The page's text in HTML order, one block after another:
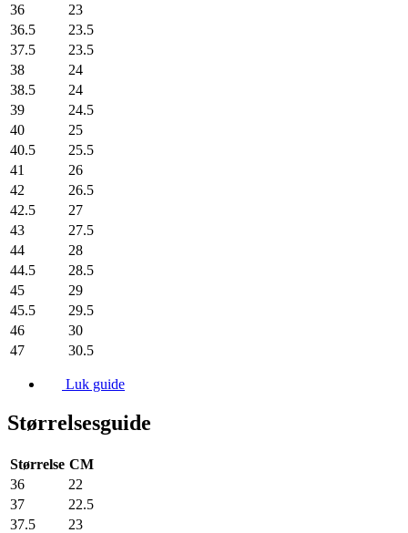
36
23
36.5
23.5
37.5
23.5
38
24
38.5
24
39
24.5
40
25
40.5
25.5
41
26
42
26.5
42.5
27
43
27.5
44
28
44.5
28.5
45
29
45.5
29.5
46
30
47
30.5
Luk guide
Størrelsesguide
Størrelse CM
36
22
37
22.5
37.5
23